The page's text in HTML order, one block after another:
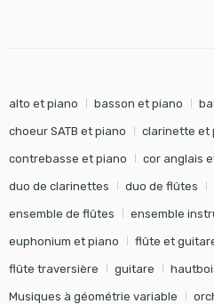
alto et piano basson et piano
choeur SATB et piano clarinette et
contrebasse et piano cor anglais
duo de clarinettes duo de flûtes
ensemble de flûtes ensemble
euphonium et piano flûte et
flûte traversière guitare
Musiques à géométrie variable